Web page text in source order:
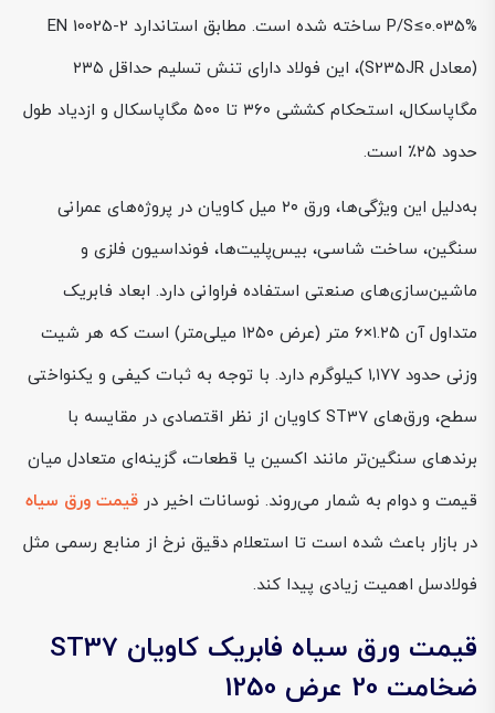
P/S≤0.035% ساخته شده است. مطابق استاندارد EN 10025-2
(معادل S235JR)، این فولاد دارای تنش تسلیم حداقل ۲۳۵
مگاپاسکال، استحکام کششی ۳۶۰ تا ۵۰۰ مگاپاسکال و ازدیاد طول
حدود ۲۵٪ است.
به‌دلیل این ویژگی‌ها، ورق ۲۰ میل کاویان در پروژه‌های عمرانی
سنگین، ساخت شاسی، بیس‌پلیت‌ها، فونداسیون فلزی و
ماشین‌سازی‌های صنعتی استفاده فراوانی دارد. ابعاد فابریک
متداول آن ۱.۲۵×۶ متر (عرض ۱۲۵۰ میلی‌متر) است که هر شیت
وزنی حدود ۱,۱۷۷ کیلوگرم دارد. با توجه به ثبات کیفی و یکنواختی
سطح، ورق‌های ST37 کاویان از نظر اقتصادی در مقایسه با
برندهای سنگین‌تر مانند اکسین یا قطعات، گزینه‌ای متعادل میان
قیمت و دوام به شمار می‌روند. نوسانات اخیر در قیمت ورق سیاه
در بازار باعث شده است تا استعلام دقیق نرخ از منابع رسمی مثل
فولادسل اهمیت زیادی پیدا کند.
قیمت ورق سیاه فابریک کاویان ST37
ضخامت 20 عرض 1250